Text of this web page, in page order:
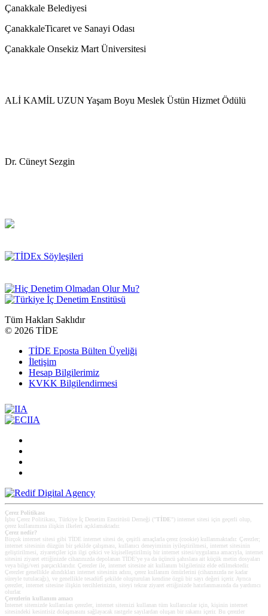
Çanakkale Belediyesi
ÇanakkaleTicaret ve Sanayi Odası
Çanakkale Onsekiz Mart Üniversitesi
ALİ KAMİL UZUN Yaşam Boyu Meslek Üstün Hizmet Ödülü
Dr. Cüneyt Sezgin
Tüm Hakları Saklıdır
© 2026 TİDE
TİDE Eposta Bülten Üyeliği
İletişim
Hesap Bilgilerimiz
KVKK Bilgilendirmesi
Çerez Politikası
İşbu Çerez Politikası, Türkiye İç Denetim Enstitüsü Derneği (" TİDE ") internet sitesi için geçerli olup,
çerez kullanımına ilişkin ilkeleri açıklamaktadır.
Çerez nedir?
Birçok internet sitesi gibi TİDE internet sitesi de, çeşitli amaçlarla çerez (cookie) kullanmaktadır. Çerezler;
internet sitesinin düzgün bir şekilde çalışması, kullanıcı deneyiminin iyileştirilmesi, internet sitesinin
geliştirilmesi, ziyaretçiler için ilgi çekici ve kişiselleştirilmiş bir internet sitesi/uygulama amacıyla, internet
sitesini ziyaret ettiğinizde cihazınızda depolanan TİDE’ye ya da üçüncü şahıslara ait küçük metin dosyaları
veya bilgi/veri parçacıklarıdır. Çerezler ile, internet sitesine ait kullanım bilgileriniz elde edilmektedir.
Çerezler genellikle alındıkları internet sitesinin adını, çerez kullanım ömürlerini (cihazınızda ne kadar
süreyle tutulacağı), ve genellikle tesadüfî şekilde oluşturulan kendine özgü bir sayı değeri içerir. Ayrıca
çerezler, internet sitesine ilişkin tercihlerinizin, siteyi tekrar ziyaret ettiğinizde hatırlanmasında da yardımcı
olurlar.
Çerezlerin kullanım amacı
Internet sitemizde kullanılan çerezler, internet sitemizi kullanan tüm kullanıcılar için, kişinin internet
sitesindeki kesintisiz dolaşmasını sağlayacak rastgele sayılardan oluşan bir rakamı içerir. Bu çerezler